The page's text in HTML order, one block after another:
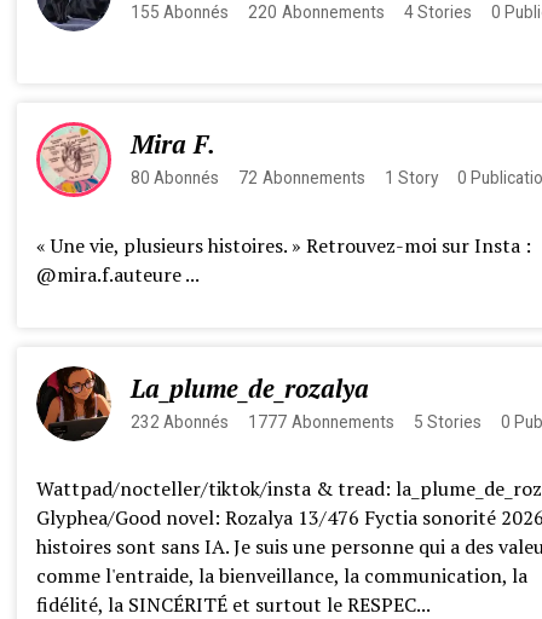
155 Abonnés 220 Abonnements 4 Stories 0
Mira F.
80 Abonnés 72 Abonnements 1 Story 0
« Une vie, plusieurs histoires. » Retrouvez-moi sur Insta :
@mira.f.auteure ...
La_plume_de_rozalya
232 Abonnés 1777 Abonnements 5 Stories 0
Wattpad/nocteller/tiktok/insta & tread:
Glyphea/Good novel: Rozalya 13/476 Fyctia sonorité
histoires sont sans IA. Je suis une personne qui a des
comme l'entraide, la bienveillance, la communication, la
fidélité, la SINCÉRITÉ et surtout le RESPEC...